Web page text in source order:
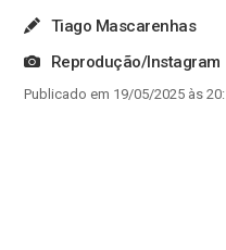
Tiago Mascarenhas
Reprodução/Instagram
Publicado em 19/05/2025 às